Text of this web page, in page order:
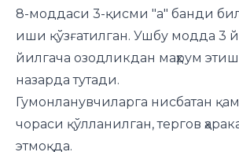
8-моддаси 3-қисми "а" банди
иши қўзғатилган. Ушбу модда 3
йилгача озодликдан маҳрум
назарда тутади.
Гумонланувчиларга нисбатан
чораси қўлланилган, тергов
этмоқда.